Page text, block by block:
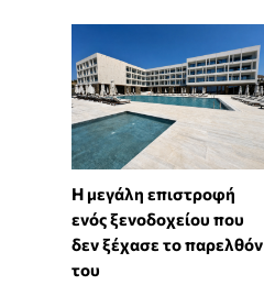
Η μεγάλη επιστροφή
ενός ξενοδοχείου που
δεν ξέχασε το παρελθόν
του